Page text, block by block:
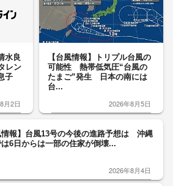
水良
レン
子
月2日
【台風情報】トリプル台風の
可能性 熱帯低気圧“台風の
たまご”発生 日本の南には
台...
2026年8月5日
情報】台風13号の今後の進路予想は 沖縄
6日からは一部の住家が倒壊...
2026年8月4日